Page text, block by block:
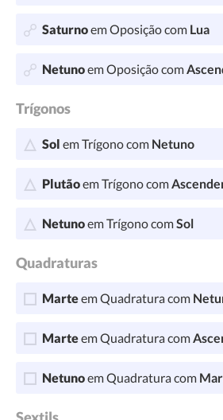
Saturnoem Oposição com Lua
Netunoem Oposição com
Trígonos
Sol em Trígono com Netuno
Plutãoem Trígono com
Netunoem Trígono comSol
Quadraturas
Marteem Quadratura com
Marteem Quadratura com
Netunoem Quadratura com